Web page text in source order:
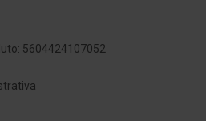
5604424107052